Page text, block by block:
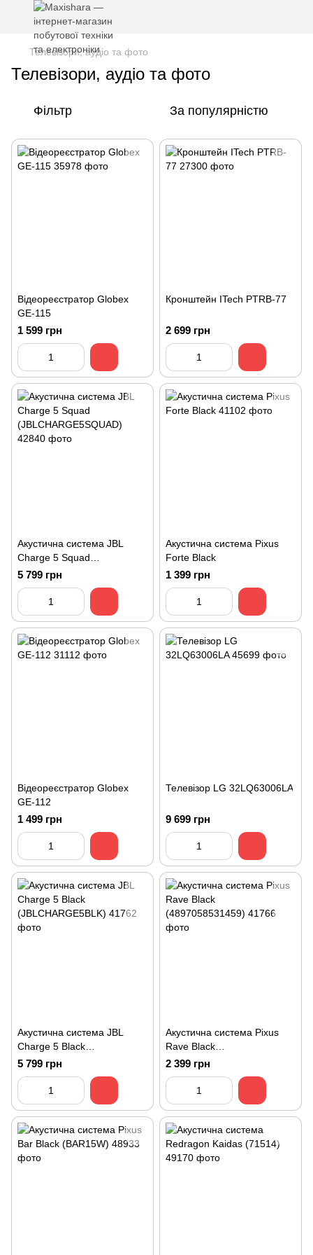
Телевізори, аудіо та фото
Телевізори, аудіо та фото
Фільтр За популярністю
Відеореєстратор Globex
GE-115
1 599 грн
Кронштейн ITech PTRB-77
2 699 грн
Акустична система JBL
Charge 5 Squad
(JBLCHARGE5SQUAD)
5 799 грн
Акустична система Pixus
Forte Black
1 399 грн
Відеореєстратор Globex
GE-112
1 499 грн
Телевізор LG 32LQ63006LA
9 699 грн
Акустична система JBL
Charge 5 Black
(JBLCHARGE5BLK)
5 799 грн
Акустична система Pixus
Rave Black
(4897058531459)
2 399 грн